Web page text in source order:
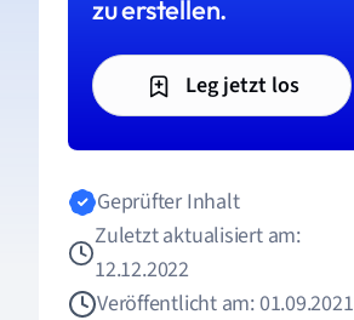
zu erstellen.
Leg jetzt los
Geprüfter Inhalt
Zuletzt aktualisiert am:
12.12.2022
Veröffentlicht am: 01.09.2021